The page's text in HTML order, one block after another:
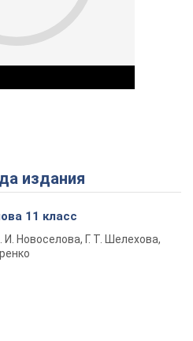
Play Video
издания
11 класс
И. Новоселова, Г. Т. Шелехова,